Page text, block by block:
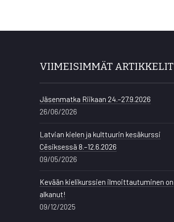
VIIMEISIMMÄT ARTIKKELIT
Jäsenmatka Riikaan 24.–27.9.2026
26/06/2026
Latvian kielen ja kulttuurin kesäkurssi
Cēsiksessä 8.–12.6.2026
09/05/2026
Kevään kielikurssien ilmoittautuminen on
alkanut!
09/12/2025